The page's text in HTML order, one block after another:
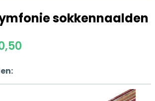
sokkennaalden